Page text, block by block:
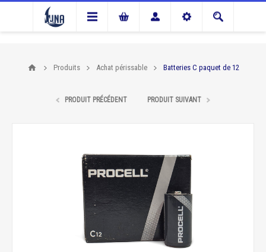
Produits Achat périssable Batteries C paquet de 12
PRODUIT PRÉCÉDENT PRODUIT SUIVANT